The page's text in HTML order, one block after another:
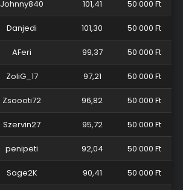
Johnny840 101,41 50 000 Ft
Danjedi 101,30 50 000 Ft
AFeri 99,37 50 000 Ft
ZoliG_17 97,21 50 000 Ft
Zsoooti72 96,82 50 000 Ft
Szervin27 95,72 50 000 Ft
penipeti 92,04 50 000 Ft
Sage2K 90,41 50 000 Ft